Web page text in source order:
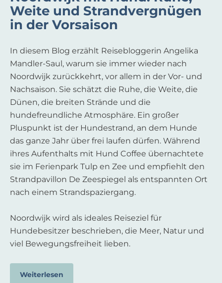
Weite und Strandvergnügen
in der Vorsaison
In diesem Blog erzählt Reisebloggerin Angelika
Mandler-Saul, warum sie immer wieder nach
Noordwijk zurückkehrt, vor allem in der Vor- und
Nachsaison. Sie schätzt die Ruhe, die Weite, die
Dünen, die breiten Strände und die
hundefreundliche Atmosphäre. Ein großer
Pluspunkt ist der Hundestrand, an dem Hunde
das ganze Jahr über frei laufen dürfen. Während
ihres Aufenthalts mit Hund Coffee übernachtete
sie im Ferienpark Tulp en Zee und empfiehlt den
Strandpavillon De Zeespiegel als entspannten Ort
nach einem Strandspaziergang.
Noordwijk wird als ideales Reiseziel für
Hundebesitzer beschrieben, die Meer, Natur und
viel Bewegungsfreiheit lieben.
Weiterlesen